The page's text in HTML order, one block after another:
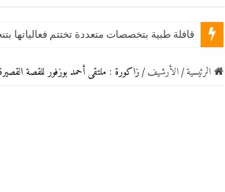
الرئيسية / اﻷرشيف / زاكورة : ملتقى أحمد بوزفور للقصة